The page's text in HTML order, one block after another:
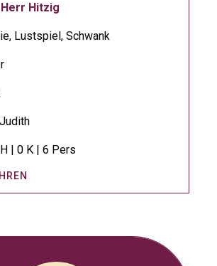
Hitzig
Lustspiel, Schwank
| 0 K | 6 Pers